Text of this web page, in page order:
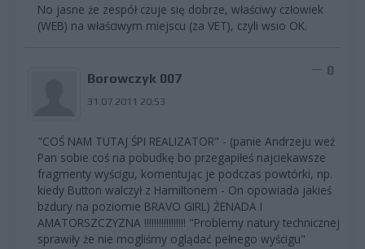
No jasne że zespół czuje się dobrze, właściwy człowiek
(WEB) na właściwym miejscu (za VET), czyli wsio OK.
Borowczyk 007
31.07.2011 20:53
0
"COŚ NAM TUTAJ ŚPI REALIZATOR" - (panie Andrzeju weź
Pan sobie coś na pobudkę bo przegapiłeś najciekawsze
fragmenty wyścigu, komentując je podczas powtórki, np.
kiedy Button walczył z Hamiltonem - On opowiada jakieś
bzdury na poziomie BRAVO GIRL) ŻENADA I
AMATORSZCZYZNA !!!!!!!!!!!!!!!!! "Problemy natury technicznej
sprawiły że nie mogliśmy oglądać pełnego wyścigu"